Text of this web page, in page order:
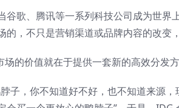
谷歌、腾讯等一系列科技公司成为世
的，不只是营销渠道或品牌内容的改变，
的价值就在于提供一套新的高效分发方
子，你不知道好不好，也不知道来源